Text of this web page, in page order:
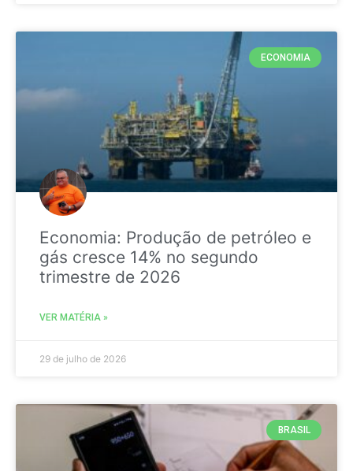
ECONOMIA
Economia: Produção de petróleo e
gás cresce 14% no segundo
trimestre de 2026
VER MATÉRIA »
29 de julho de 2026
BRASIL